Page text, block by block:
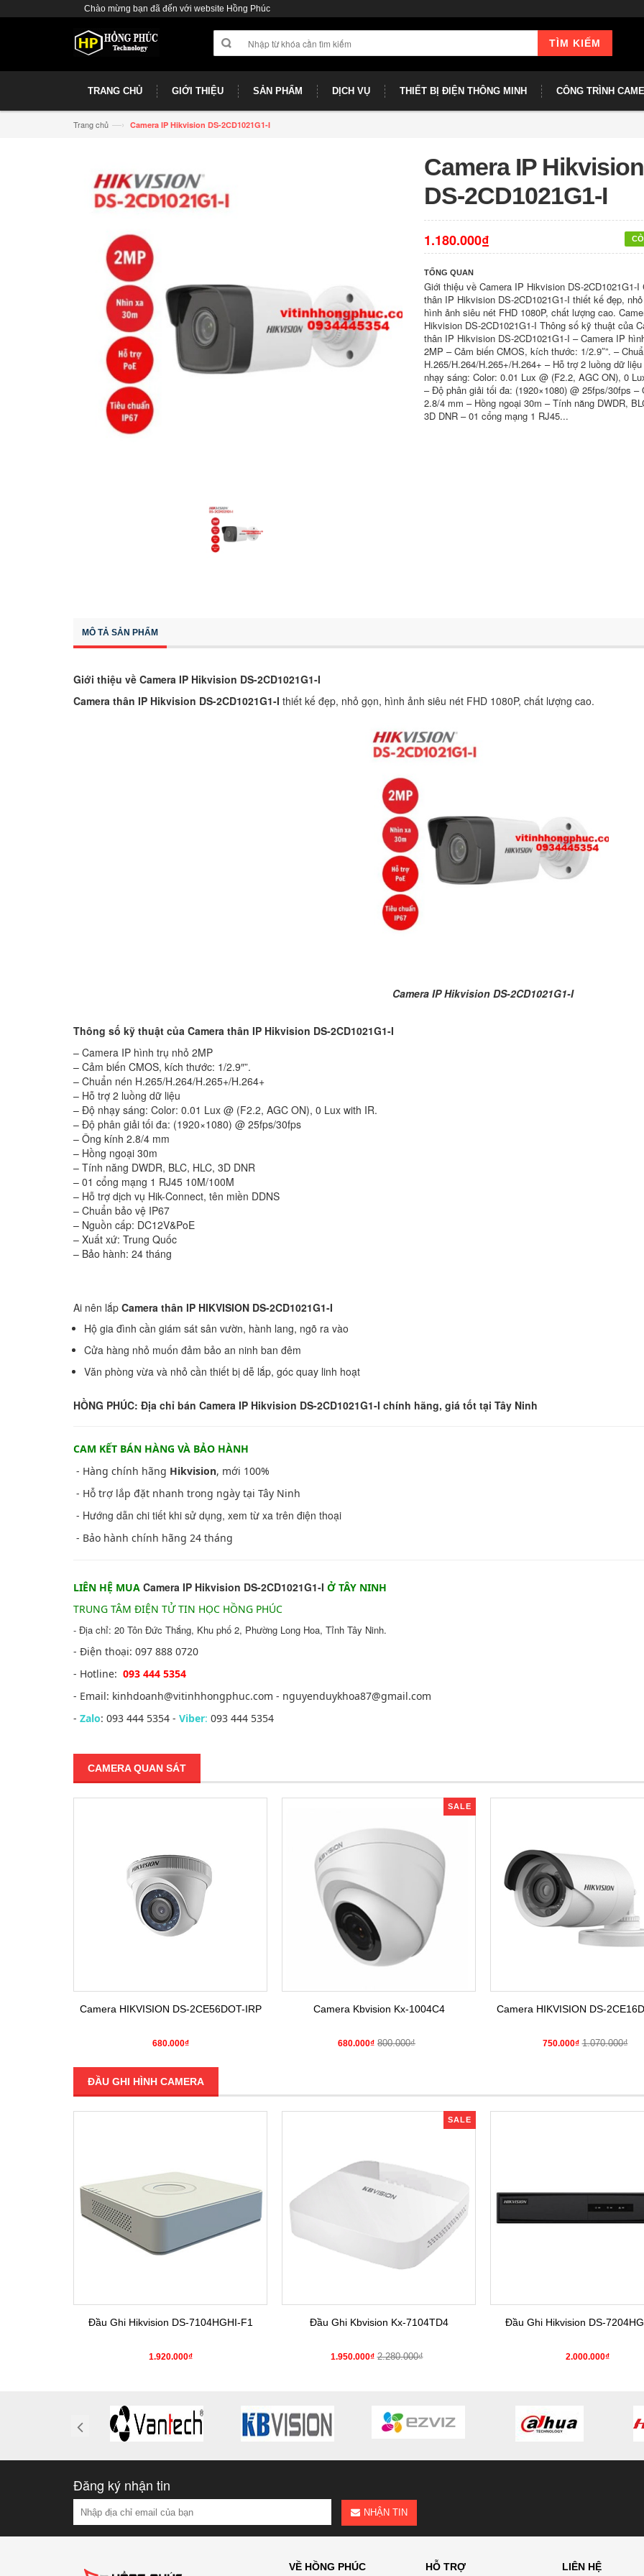
Chào mừng bạn đã đến với website Hồng Phúc
TÌM KIẾM
TRANG CHỦ GIỚI THIỆU SẢN PHẨM DỊCH VỤ THIẾT BỊ ĐIỆN THÔNG MINH CÔNG TRÌNH
Trang chủ —› Camera IP Hikvision DS-2CD1021G1-I
Camera IP Hikvision
DS-2CD1021G1-I
1.180.000₫
TỔNG QUAN
Giới thiệu về Camera IP Hikvision DS-2CD1021G1-I
thân IP Hikvision DS-2CD1021G1-I thiết kế đẹp,
hình ảnh siêu nét FHD 1080P, chất lượng cao.
Hikvision DS-2CD1021G1-I Thông số kỹ thuật của
thân IP Hikvision DS-2CD1021G1-I – Camera IP
2MP – Cảm biến CMOS, kích thước: 1/2.9″”. –
H.265/H.264/H.265+/H.264+ – Hỗ trợ 2 luồng dữ
nhạy sáng: Color: 0.01 Lux @ (F2.2, AGC ON), 0
– Độ phân giải tối đa: (1920×1080) @ 25fps/30fps –
2.8/4 mm – Hồng ngoại 30m – Tính năng DWDR,
3D DNR – 01 cổng mạng 1 RJ45...
MÔ TẢ SẢN PHẨM
Giới thiệu về Camera IP Hikvision DS-2CD1021G1-I
Camera thân IP Hikvision DS-2CD1021G1-I thiết kế đẹp, nhỏ gọn, hình ảnh siêu nét FHD 1080P, chất lượng cao.
Camera IP Hikvision DS-2CD1021G1-I
Thông số kỹ thuật của Camera thân IP Hikvision DS-2CD1021G1-I
– Camera IP hình trụ nhỏ 2MP
– Cảm biến CMOS, kích thước: 1/2.9″”.
– Chuẩn nén H.265/H.264/H.265+/H.264+
– Hỗ trợ 2 luồng dữ liệu
– Độ nhạy sáng: Color: 0.01 Lux @ (F2.2, AGC ON), 0 Lux with IR.
– Độ phân giải tối đa: (1920×1080) @ 25fps/30fps
– Ông kính 2.8/4 mm
– Hồng ngoại 30m
– Tính năng DWDR, BLC, HLC, 3D DNR
– 01 cổng mạng 1 RJ45 10M/100M
– Hỗ trợ dịch vụ Hik-Connect, tên miền DDNS
– Chuẩn bảo vệ IP67
– Nguồn cấp: DC12V&PoE
– Xuất xứ: Trung Quốc
– Bảo hành: 24 tháng
Ai nên lắp Camera thân IP HIKVISION DS-2CD1021G1-I
Hộ gia đình cần giám sát sân vườn, hành lang, ngõ ra vào
Cửa hàng nhỏ muốn đảm bảo an ninh ban đêm
Văn phòng vừa và nhỏ cần thiết bị dễ lắp, góc quay linh hoạt
HỒNG PHÚC: Địa chỉ bán Camera IP Hikvision DS-2CD1021G1-I chính hãng, giá tốt tại Tây Ninh
CAM KẾT BÁN HÀNG VÀ BẢO HÀNH
- Hàng chính hãng Hikvision, mới 100%
- Hỗ trợ lắp đặt nhanh trong ngày tại Tây Ninh
- Hướng dẫn chi tiết khi sử dụng, xem từ xa trên điện thoại
- Bảo hành chính hãng 24 tháng
LIÊN HỆ MUA Camera IP Hikvision DS-2CD1021G1-I Ở TÂY NINH
TRUNG TÂM ĐIỆN TỬ TIN HỌC HỒNG PHÚC
- Địa chỉ: 20 Tôn Đức Thắng, Khu phố 2, Phường Long Hoa, Tỉnh Tây Ninh.
- Điện thoại: 097 888 0720
- Hotline: 093 444 5354
- Email: kinhdoanh@vitinhhongphuc.com - nguyenduykhoa87@gmail.com
- Zalo: 093 444 5354 - Viber: 093 444 5354
CAMERA QUAN SÁT
Camera HIKVISION DS-2CE56DOT-IRP
680.000₫
SALE
Camera Kbvision Kx-1004C4
680.000₫ 800.000₫
Camera HIKVISION DS-
750.000₫ 1.070.000₫
ĐẦU GHI HÌNH CAMERA
Đầu Ghi Hikvision DS-7104HGHI-F1
1.920.000₫
SALE
Đầu Ghi Kbvision Kx-7104TD4
1.950.000₫ 2.280.000₫
Đầu Ghi Hikvision DS-
2.000.000₫
Đăng ký nhận tin
NHẬN TIN
VỀ HỒNG PHÚC HỖ TRỢ LIÊN HỆ